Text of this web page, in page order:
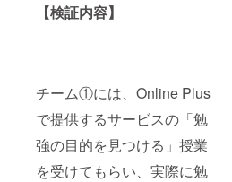
【検証内容】
チーム①には、Online Plus
で提供するサービスの「勉
強の目的を見つける」授業
を受けてもらい、実際に勉